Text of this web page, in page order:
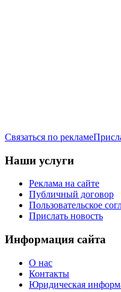
Связаться по рекламе
Наши услуги
Реклама на сайте
Публичный договор
Пользовательское
Прислать новость
Информация сайта
О нас
Контакты
Юридическая